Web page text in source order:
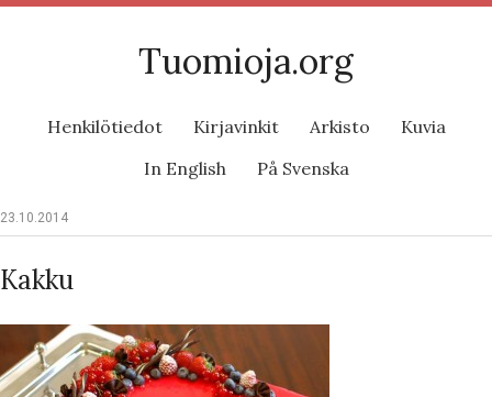
Tuomioja.org
Henkilötiedot Kirjavinkit Arkisto
Kuvia
In English
På Svenska
23.10.2014
Kakku